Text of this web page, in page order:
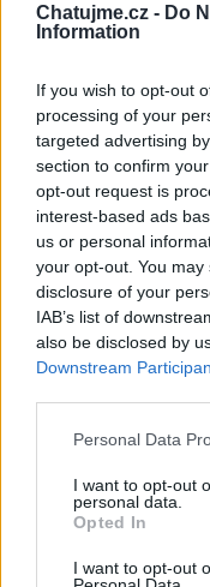
Chatujme.cz - Do
Information
If you wish to opt-out
processing of your
targeted advertising
section to confirm
opt-out request is
interest-based ads
us or personal
your opt-out. You
disclosure of your
IAB’s list of
also be disclosed by
Downstream
Personal Data
I want to opt-out
personal data.
Opted In
I want to opt-out
Neověřeno
Tento uživatel
fotografií. U
údaje